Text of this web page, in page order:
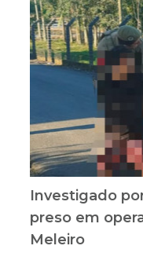
Investigado
preso em
Meleiro